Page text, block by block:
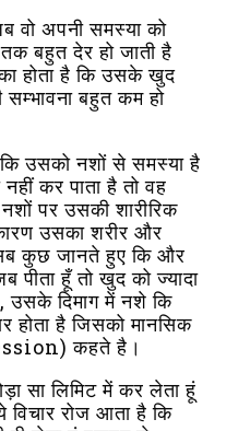
वो अपनी समस्या को
बहुत देर हो जाती है
होता है कि उसके खुद
बहुत कम हो
उसको नशों से समस्या है
कर पाता है तो वह
पर उसकी शारीरिक
उसका शरीर और
सब कुछ जानते हुए कि और
पीता हूँ तो खुद को ज्यादा
उसके दिमाग में नशे कि
होता है जिसको मानसिक
कहते है।
सा लिमिट में कर लेता हूं
रोज आता है कि